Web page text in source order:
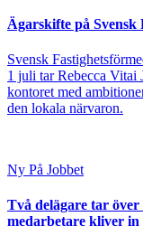
Ägarskifte på Svensk
Svensk
1 juli tar Rebecca Vitai
kontoret med
den lokala närvaron.
Ny På Jobbet
Två delägare tar
medarbetare kliver